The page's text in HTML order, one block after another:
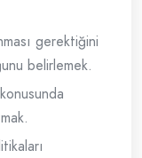
gerektiğini
belirlemek.